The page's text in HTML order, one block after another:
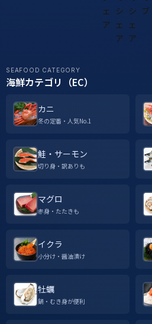
SEAFOOD CATEGORY
海鮮カテゴリ（EC）
カニ
冬の定番・人気No.1
鮭・サーモン
切り身・訳ありも
マグロ
赤身・たたきも
イクラ
小分け・醤油漬け
牡蠣
鍋・むき身が便利